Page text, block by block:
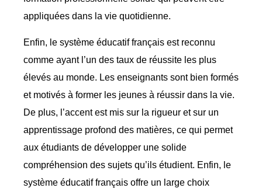
appliquées dans la vie quotidienne.
Enfin, le système éducatif français est reconnu
comme ayant l’un des taux de réussite les plus
élevés au monde. Les enseignants sont bien formés
et motivés à former les jeunes à réussir dans la vie.
De plus, l’accent est mis sur la rigueur et sur un
apprentissage profond des matières, ce qui permet
aux étudiants de développer une solide
compréhension des sujets qu’ils étudient. Enfin, le
système éducatif français offre un large choix